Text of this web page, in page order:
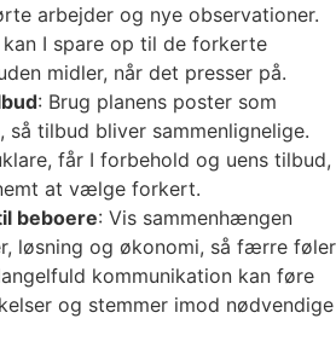
arbejder og nye observationer.
I spare op til de forkerte
midler, når det presser på.
: Brug planens poster som
så tilbud bliver sammenlignelige.
får I forbehold og uens tilbud,
at vælge forkert.
beboere: Vis sammenhængen
løsning og økonomi, så færre føler
kommunikation kan føre
og stemmer imod nødvendige